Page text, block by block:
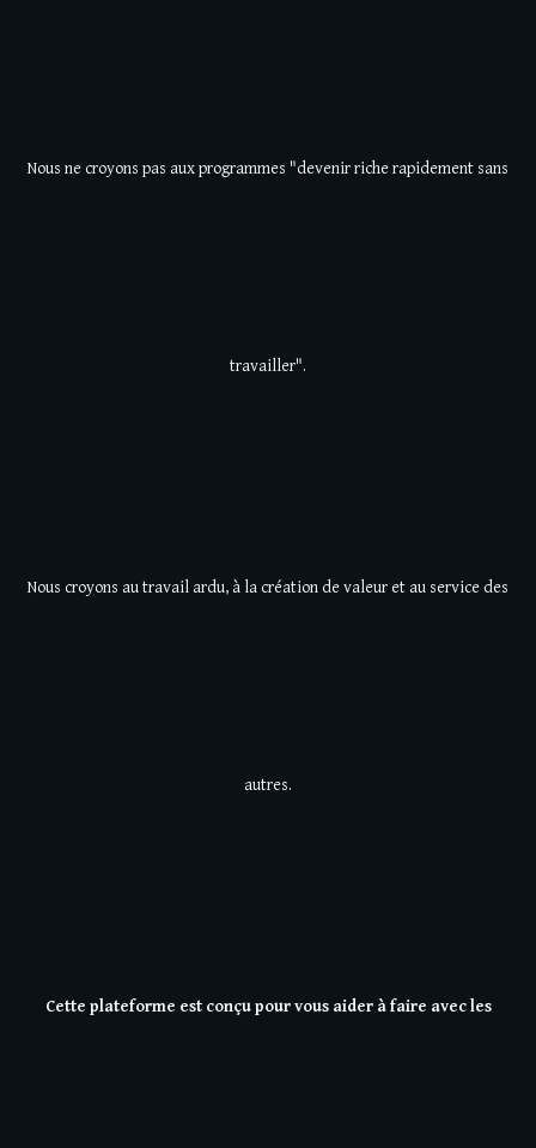
Nous ne croyons pas aux programmes "devenir riche rapidement sans
travailler".
Nous croyons au travail ardu, à la création de valeur et au service des
autres.
Cette plateforme est conçu pour vous aider à faire avec les